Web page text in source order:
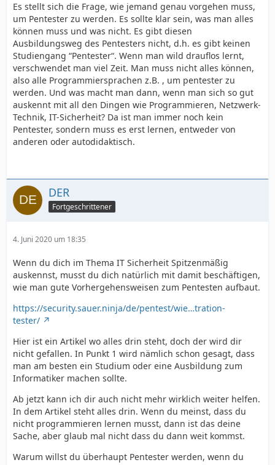
Es stellt sich die Frage, wie jemand genau vorgehen muss,
um Pentester zu werden. Es sollte klar sein, was man alles
können muss und was nicht. Es gibt diesen
Ausbildungsweg des Pentesters nicht, d.h. es gibt keinen
Studiengang “Pentester“. Wenn man wild drauflos lernt,
verschwendet man viel Zeit. Man muss nicht alles können,
also alle Programmiersprachen z.B. , um pentester zu
werden. Und was macht man dann, wenn man sich so gut
auskennt mit all den Dingen wie Programmieren, Netzwerk-
Technik, IT-Sicherheit? Da ist man immer noch kein
Pentester, sondern muss es erst lernen, entweder von
anderen oder autodidaktisch.
DER
Fortgeschrittener
4. Juni 2020 um 18:35
Wenn du dich im Thema IT Sicherheit Spitzenmäßig
auskennst, musst du dich natürlich mit damit beschäftigen,
wie man gute Vorhergehensweisen zum Pentesten aufbaut.
https://security.sauer.ninja/de/pentest/wie…tration-
tester/
Hier ist ein Artikel wo alles drin steht, doch der wird dir
nicht gefallen. In Punkt 1 wird nämlich schon gesagt, dass
man am besten ein Studium oder eine Ausbildung zum
Informatiker machen sollte.
Ab jetzt kann ich dir auch nicht mehr wirklich weiter helfen.
In dem Artikel steht alles drin. Wenn du meinst, dass du
nicht programmieren lernen musst, dann ist das deine
Sache, aber glaub mal nicht dass du dann weit kommst.
Warum willst du überhaupt Pentester werden, wenn du